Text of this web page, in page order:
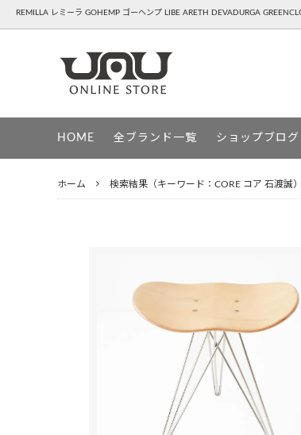
REMILLA レミーラ GOHEMP ゴーヘンプ LIBE ARETH DEVADURGA
HAVE A GRATEFUL DAY ( ハブアグレイ
トフルデイ )
HOME 全ブランド一覧 ショップブログ
ホーム 検索結果（キーワード：CORE コア 石渡誠）